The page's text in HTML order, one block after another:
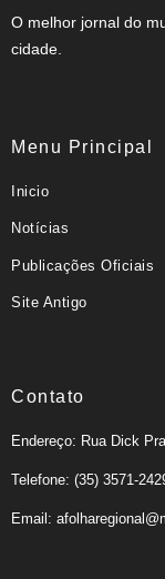
O melhor jornal do
cidade.
Menu Principal
Inicio
Notícias
Publicações Oficiais
Site Antigo
Contato
Endereço: Rua Dick
Telefone: (35) 3571-
Email: